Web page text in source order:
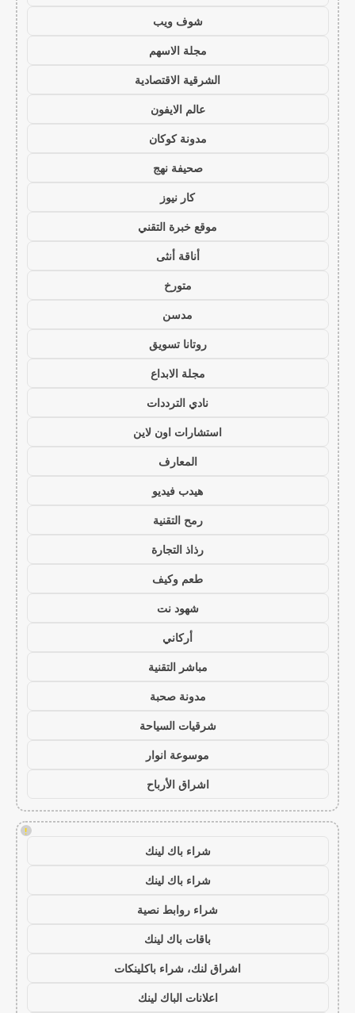
شوف ويب
مجلة الاسهم
الشرقية الاقتصادية
عالم الايفون
مدونة كوكان
صحيفة نهج
كار نيوز
موقع خبرة التقني
أناقة أنثى
متورخ
مدسن
روتانا تسويق
مجلة الابداع
نادي الترددات
استشارات اون لاين
المعارف
هيدب فيديو
رمح التقنية
رذاذ التجارة
طعم وكيف
شهود نت
أركاني
مباشر التقنية
مدونة صحبة
شرقيات السياحة
موسوعة انوار
اشراق الأرباح
!
شراء باك لينك
شراء باك لينك
شراء روابط نصية
باقات باك لينك
اشراق لنك، شراء باكلينكات
اعلانات الباك لينك